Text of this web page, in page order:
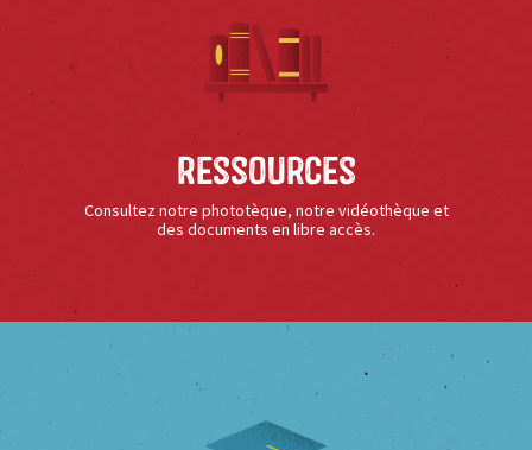
Ressources
Consultez notre phototèque, notre vidéothèque et
des documents en libre accès.